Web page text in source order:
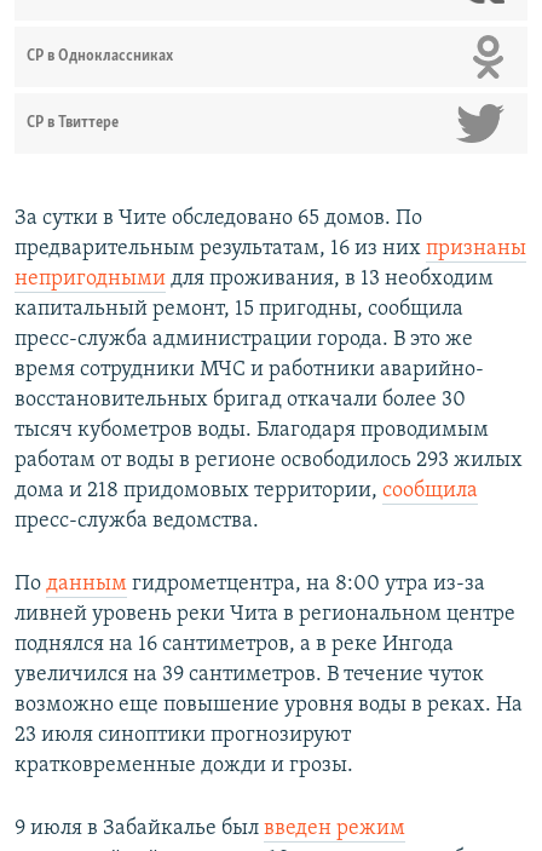
СР в Одноклассниках
СР в Твиттере
За сутки в Чите обследовано 65 домов. По
предварительным результатам, 16 из них признаны
непригодными для проживания, в 13 необходим
капитальный ремонт, 15 пригодны, сообщила
пресс-служба администрации города. В это же
время сотрудники МЧС и работники аварийно-
восстановительных бригад откачали более 30
тысяч кубометров воды. Благодаря проводимым
работам от воды в регионе освободилось 293 жилых
дома и 218 придомовых территории, сообщила
пресс-служба ведомства.
По данным гидрометцентра, на 8:00 утра из-за
ливней уровень реки Чита в региональном центре
поднялся на 16 сантиметров, а в реке Ингода
увеличился на 39 сантиметров. В течение чуток
возможно еще повышение уровня воды в реках. На
23 июля синоптики прогнозируют
кратковременные дожди и грозы.
9 июля в Забайкалье был введен режим